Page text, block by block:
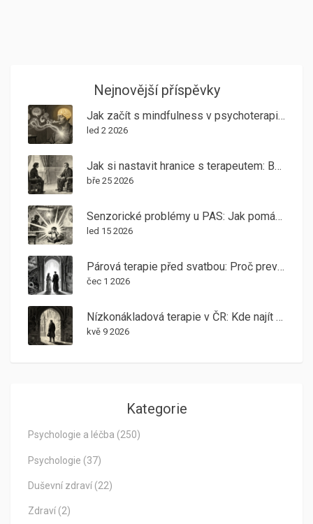
Nejnovější příspěvky
Jak začít s mindfulness v psychoterapii: Základní techniky všímavosti pro klienty
led 2 2026
Jak si nastavit hranice s terapeutem: Bezpečný rámec terapeutického vztahu
bře 25 2026
Senzorické problémy u PAS: Jak pomáhá desenzitizace a adaptace v terapii
led 15 2026
Párová terapie před svatbou: Proč prevence funguje lépe než záchrana vztahu
čec 1 2026
Nízkonákladová terapie v ČR: Kde najít pomoc charitativních organizací
kvě 9 2026
Kategorie
Psychologie a léčba (250)
Psychologie (37)
Duševní zdraví (22)
Zdraví (2)